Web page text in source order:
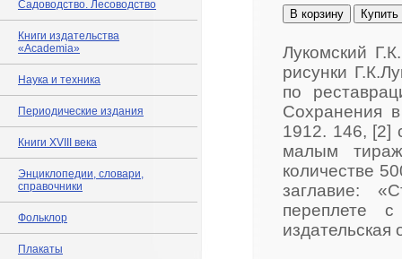
Садоводство. Лесоводство
Книги издательства
«Academia»
Наука и техника
Периодические издания
Книги XVIII века
Энциклопедии, словари,
справочники
Фольклор
Плакаты
В корзину Купить
Лукомский
рисунки
по
Сохранения
1912. 146, [2]
малым
количестве
заглавие:
переплете
издательская